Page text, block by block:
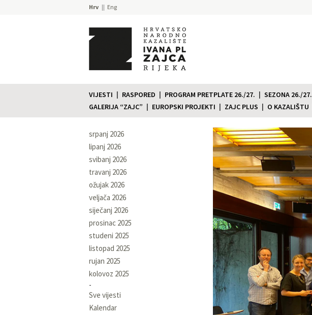
Hrv Eng
VIJESTI RASPORED PROGRAM PRETPLATE 26./27. SEZONA 26./27.
GALERIJA “ZAJC”
EUROPSKI PROJEKTI ZAJC PLUS O KAZALIŠTU
srpanj 2026
lipanj 2026
svibanj 2026
travanj 2026
ožujak 2026
veljača 2026
siječanj 2026
prosinac 2025
studeni 2025
listopad 2025
rujan 2025
kolovoz 2025
Sve vijesti
Kalendar